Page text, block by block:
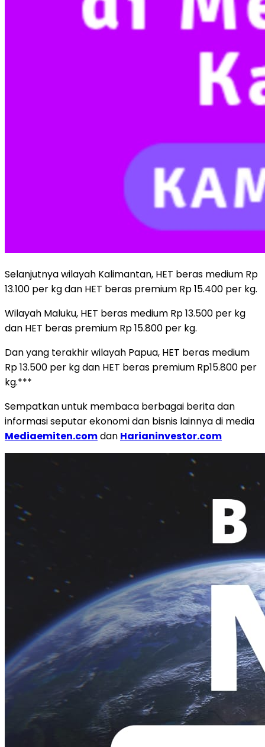
Selanjutnya wilayah Kalimantan, HET beras medium Rp
13.100 per kg dan HET beras premium Rp 15.400 per kg.
Wilayah Maluku, HET beras medium Rp 13.500 per kg
dan HET beras premium Rp 15.800 per kg.
Dan yang terakhir wilayah Papua, HET beras medium
Rp 13.500 per kg dan HET beras premium Rp15.800 per
kg.***
Sempatkan untuk membaca berbagai berita dan
informasi seputar ekonomi dan bisnis lainnya di media
Mediaemiten.comdan Harianinvestor.com